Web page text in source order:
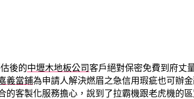
後的中壢木地板公司客戶絕對保密免費到府丈
義當鋪為申請人解決燃眉之急信用瑕疵也可辦
的客製化服務擔心，說到了拉霸機跟老虎機的區